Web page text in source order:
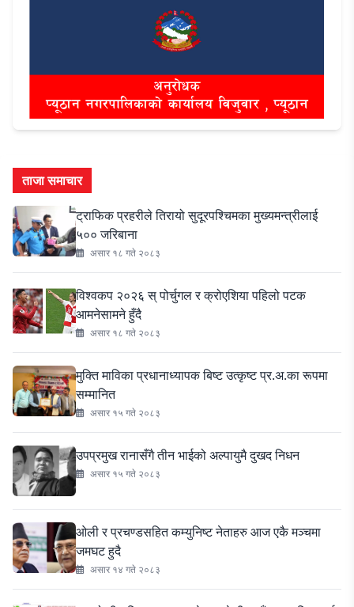
ताजा समाचार
ट्राफिक प्रहरीले तिरायो सुदूरपश्चिमका मुख्यमन्त्रीलाई
५०० जरिबाना
असार १८ गते २०८३
विश्वकप २०२६ स् पोर्चुगल र क्रोएशिया पहिलो पटक
आमनेसामने हुँदै
असार १८ गते २०८३
मुक्ति माविका प्रधानाध्यापक बिष्ट उत्कृष्ट प्र.अ.का रूपमा
सम्मानित
असार १५ गते २०८३
उपप्रमुख रानासँगै तीन भाईको अल्पायुमै दुखद निधन
असार १५ गते २०८३
ओली र प्रचण्डसहित कम्युनिष्ट नेताहरु आज एकै मञ्चमा
जमघट हुदै
असार १४ गते २०८३